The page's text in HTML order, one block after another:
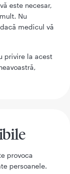
este necesar,
Nu
medicul vă
privire la acest
provoca
persoanele.